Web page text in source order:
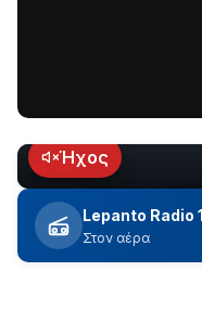
Κωτσανά
για
τα
μεγάλα
έργα
LIVEΉχος
Lepanto Radio
Στον αέρα